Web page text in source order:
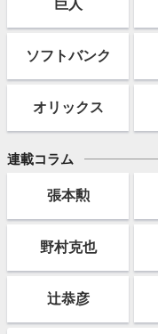
ソフト バンク
オリックス
連載コラム
張本勲
野村克也
辻恭彦